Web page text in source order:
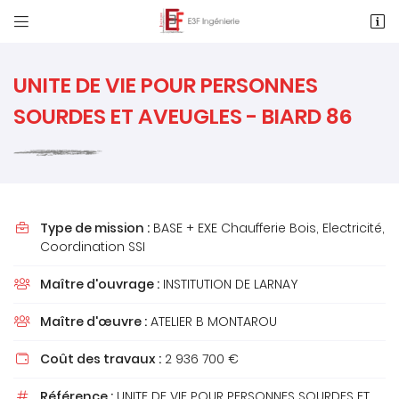
 
1 Rue des Métiers, Le Clos de l'Ormeau
05 49 62 02 02
 Recopier le code ci-contre
Rafraîchir le captcha
UNITE DE VIE POUR PERSONNES
SOURDES ET AVEUGLES - BIARD 86
 Type de mission : BASE + EXE Chaufferie Bois, Electricité,
Coordination SSI
 Maître d'ouvrage : INSTITUTION DE LARNAY
 Maître d'œuvre : ATELIER B MONTAROU
 Coût des travaux : 2 936 700 €
